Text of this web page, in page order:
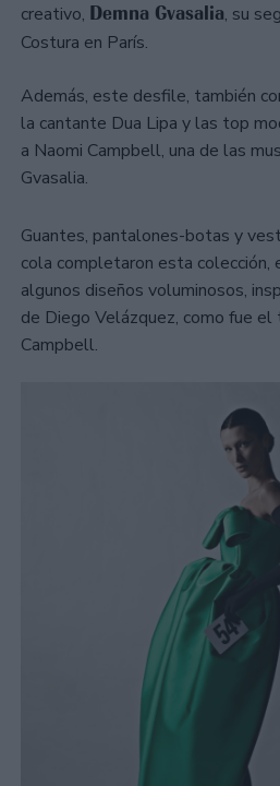
creativo, Demna Gvasalia, su
Costura en París.
Además, este desfile, también
la cantante Dua Lipa y las top
a Naomi Campbell, una de las
Gvasalia.
Guantes, pantalones-botas y
cola completaron esta colección,
algunos diseños voluminosos,
de Diego Velázquez, como fue
Campbell.